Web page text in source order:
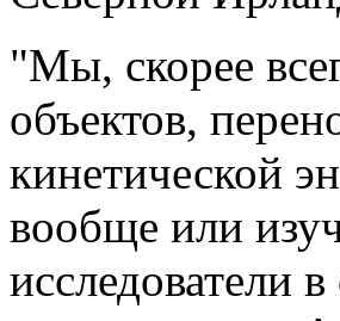
"Мы, скорее
объектов,
кинетической
вообще или
исследователи